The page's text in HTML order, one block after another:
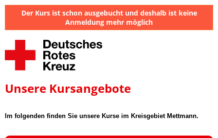
Der Kurs ist schon ausgebucht und deshalb ist keine
Anmeldung mehr möglich
Unsere Kursangebote
Im folgenden finden Sie unsere Kurse im Kreisgebiet Mettmann.